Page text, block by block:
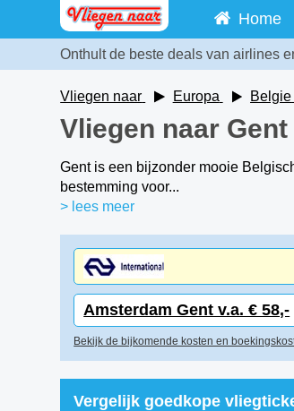
Home
Onthult de beste deals van airlines
Vliegen naar Europa Belgie
Vliegen naar Gent
Gent is een bijzonder mooie
bestemming voor...
> lees meer
Amsterdam Gent v.a. € 58,-
Bekijk de bijkomende kosten en
Vergelijk goedkope